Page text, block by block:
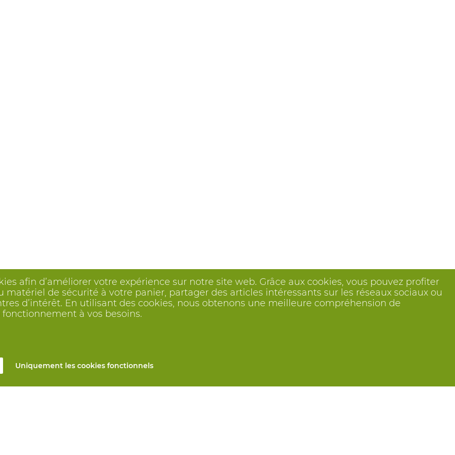
afin d’améliorer votre expérience sur notre site web. Grâce aux cookies, vous pouvez profiter
de sécurité à votre panier, partager des articles intéressants sur les réseaux sociaux ou
d’intérêt. En utilisant des cookies, nous obtenons une meilleure compréhension de
à vos besoins.
Uniquement les cookies fonctionnels